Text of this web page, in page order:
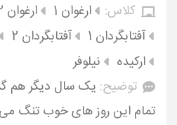
کلاس:
ارغوان 1 ارغوان 2
آفتابگردان 1
آفتابگردان 2
ارکیده
نیلوفر
توضیح: یک سال دیگر هم
تمام این روز های خوب تنگ